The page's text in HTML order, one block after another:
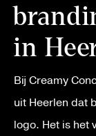
in
Bij Creamy
uit Heerlen dat
logo. Het is het